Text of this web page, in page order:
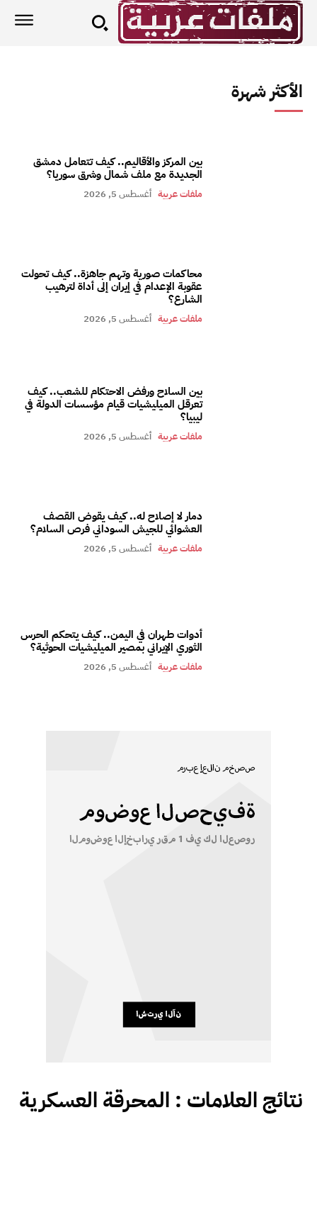
الأكثر شهرة
بين المركز والأقاليم.. كيف تتعامل دمشق
الجديدة مع ملف شمال وشرق سوريا؟
ملفات عربية أغسطس 5, 2026
محاكمات صورية وتهم جاهزة.. كيف تحولت
عقوبة الإعدام في إيران إلى أداة لترهيب
الشارع؟
ملفات عربية أغسطس 5, 2026
بين السلاح ورفض الاحتكام للشعب.. كيف
تعرقل الميليشيات قيام مؤسسات الدولة في
ليبيا؟
ملفات عربية أغسطس 5, 2026
دمار لا إصلاح له.. كيف يقوض القصف
العشوائي للجيش السوداني فرص السلام؟
ملفات عربية أغسطس 5, 2026
أدوات طهران في اليمن.. كيف يتحكم الحرس
الثوري الإيراني بمصير الميليشيات الحوثية؟
ملفات عربية أغسطس 5, 2026
نتائج العلامات : المحرقة العسكرية